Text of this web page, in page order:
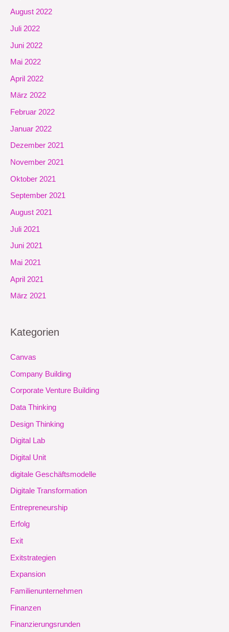
August 2022
Juli 2022
Juni 2022
Mai 2022
April 2022
März 2022
Februar 2022
Januar 2022
Dezember 2021
November 2021
Oktober 2021
September 2021
August 2021
Juli 2021
Juni 2021
Mai 2021
April 2021
März 2021
Kategorien
Canvas
Company Building
Corporate Venture Building
Data Thinking
Design Thinking
Digital Lab
Digital Unit
digitale Geschäftsmodelle
Digitale Transformation
Entrepreneurship
Erfolg
Exit
Exitstrategien
Expansion
Familienunternehmen
Finanzen
Finanzierungsrunden